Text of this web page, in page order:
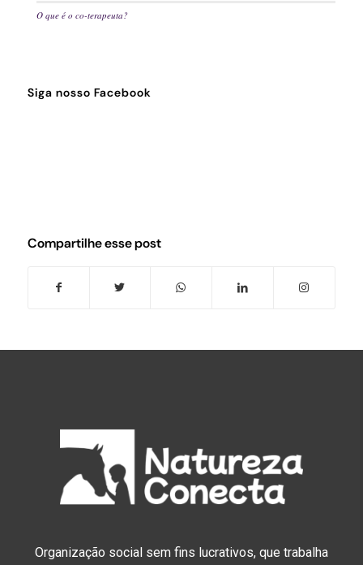
O que é o co-terapeuta?
Siga nosso Facebook
Compartilhe esse post
Organização social sem fins lucrativos, que trabalha